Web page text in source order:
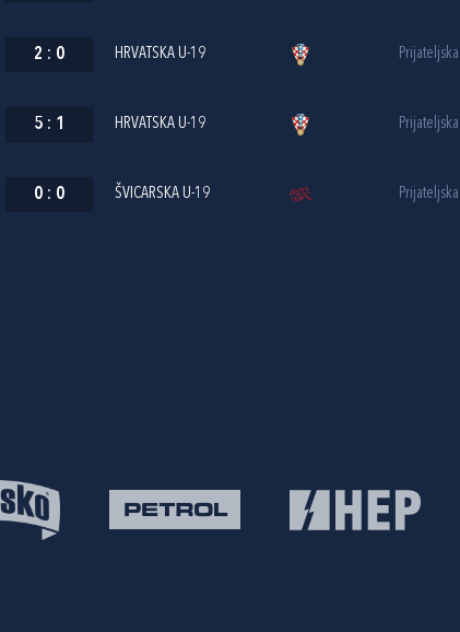
2 : 0 HRVATSKA U-19
5 : 1 HRVATSKA U-19
0 : 0 ŠVICARSKA U-19